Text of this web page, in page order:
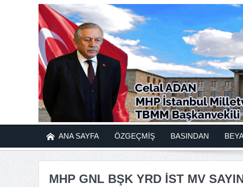
ANA SAYFA ÖZGEÇMİŞ BASINDAN
MHP GNL BŞK YRD İST MV